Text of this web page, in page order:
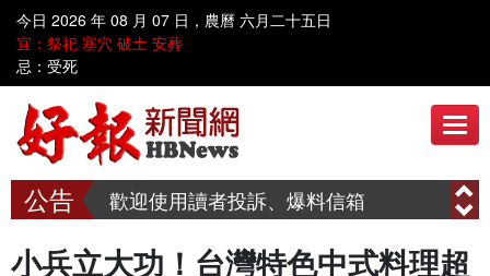
今日 2026 年 08 月 07 日，農曆 六月二十五日
宜：祭祀 塞穴 破土 安葬
忌：受死
歡迎使用讀者投訴、爆料信箱
呼叫善心人士~~ 漢明慈善會需要您共同關懷弱勢家庭、送愛到偏鄉
歡迎使用讀者投訴、爆料信箱
小兵立大功！台灣特色中式料理超